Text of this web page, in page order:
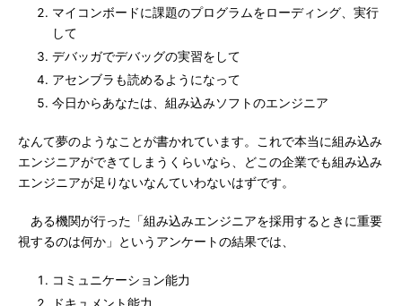
マイコンボードに課題のプログラムをローディング、実行
して
デバッガでデバッグの実習をして
アセンブラも読めるようになって
今日からあなたは、組み込みソフトのエンジニア
なんて夢のようなことが書かれています。これで本当に組み込み
エンジニアができてしまうくらいなら、どこの企業でも組み込み
エンジニアが足りないなんていわないはずです。
ある機関が行った「組み込みエンジニアを採用するときに重要
視するのは何か」というアンケートの結果では、
コミュニケーション能力